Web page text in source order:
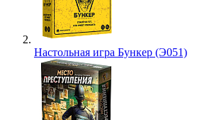
Настольная игра Бункер (Э051)